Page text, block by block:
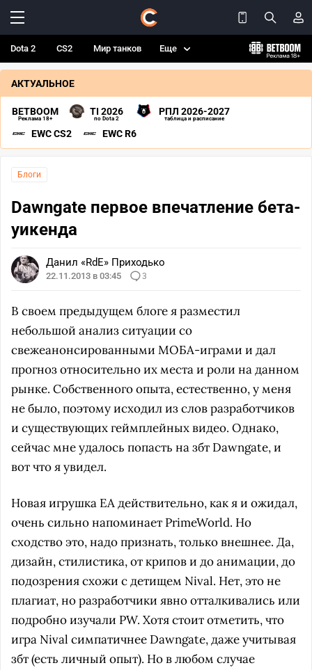
Dota 2 CS2 Мир танков Еще
АКТУАЛЬНОЕ
BETBOOM
Реклама 18+
TI 2026
по Dota 2
РПЛ 2026-2027
таблица и расписание
EWC CS2 EWC R6
Блоги
Dawngate первое впечатление бета-
уикенда
Данил «RdE» Приходько
22.11.2013 в 03:45 3
В своем предыдущем блоге я разместил
небольшой анализ ситуации со
свежеанонсированными МОБА-играми и дал
прогноз относительно их места и роли на данном
рынке. Собственного опыта, естественно, у меня
не было, поэтому исходил из слов разработчиков
и существующих геймплейных видео. Однако,
сейчас мне удалось попасть на збт Dawngate, и
вот что я увидел.
Новая игрушка ЕА действительно, как я и ожидал,
очень сильно напоминает PrimeWorld. Но
сходство это, надо признать, только внешнее. Да,
дизайн, стилистика, от крипов и до анимации, до
подозрения схожи с детищем Nival. Нет, это не
плагиат, но разработчики явно отталкивались или
подробно изучали PW. Хотя стоит отметить, что
игра Nival симпатичнее Dawngate, даже учитывая
збт (есть личный опыт). Но в любом случае